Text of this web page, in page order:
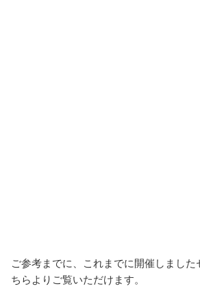
ご参考までに、これまでに開催しました
ちらよりご覧いただけます。